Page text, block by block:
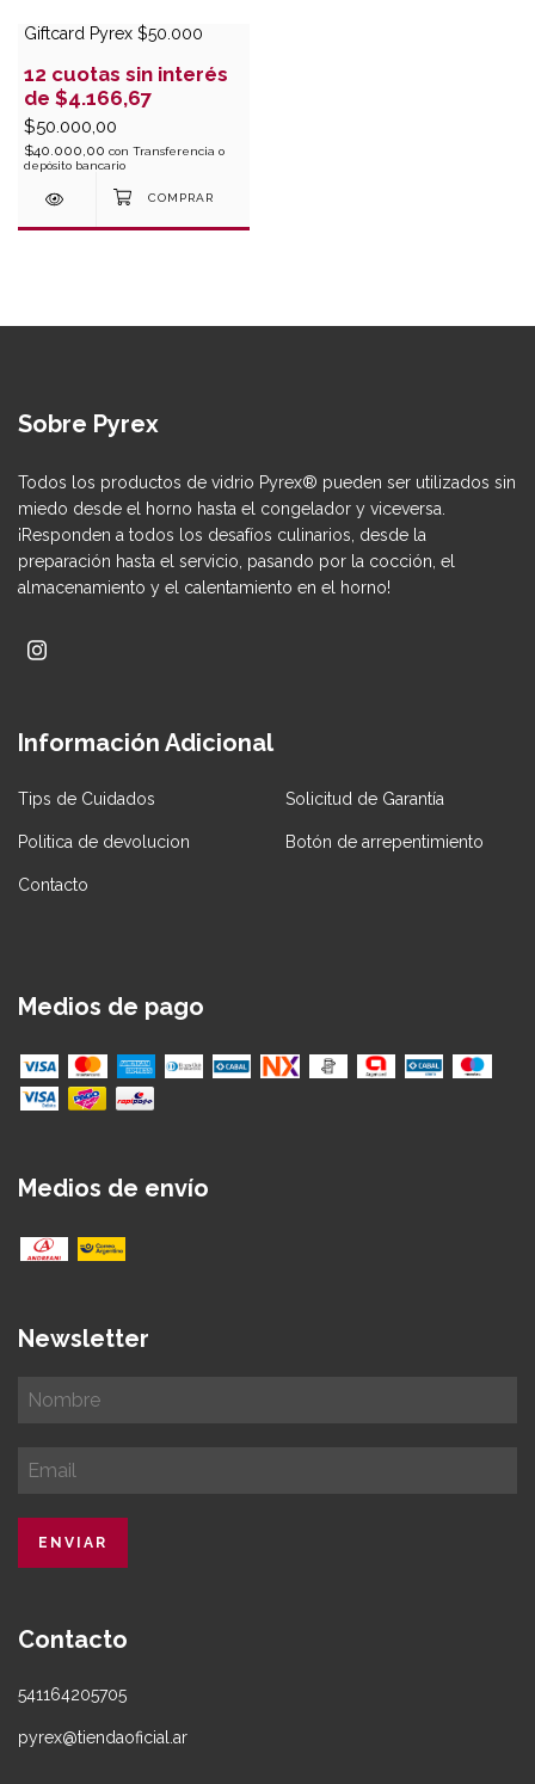
Giftcard Pyrex $50.000
12 cuotas sin interés
de $4.166,67
$50.000,00
$40.000,00 con Transferencia o
depósito bancario
Sobre Pyrex
Todos los productos de vidrio Pyrex® pueden ser utilizados sin
miedo desde el horno hasta el congelador y viceversa.
¡Responden a todos los desafíos culinarios, desde la
preparación hasta el servicio, pasando por la cocción, el
almacenamiento y el calentamiento en el horno!
Información Adicional
Tips de Cuidados Solicitud de Garantía
Politica de devolucion Botón de arrepentimiento
Contacto
Medios de pago
Medios de envío
Newsletter
Contacto
541164205705
pyrex@tiendaoficial.ar